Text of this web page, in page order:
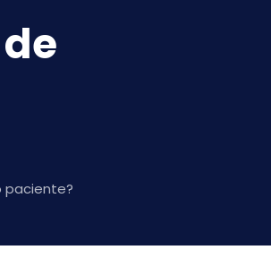
paciente?